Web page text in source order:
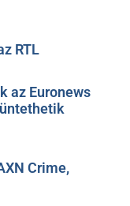
RTL
az Euronews
Crime,